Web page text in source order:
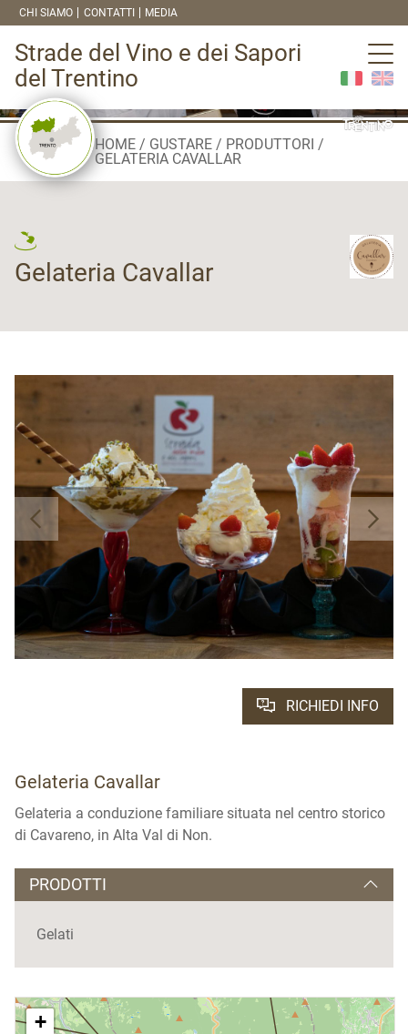
CHI SIAMO CONTATTI MEDIA
Strade del Vino e dei Sapori
del Trentino
HOME GUSTARE
PRODUTTORI
GELATERIA CAVALLAR
Gelateria Cavallar
RICHIEDI INFO
Gelateria Cavallar
Gelateria a conduzione familiare situata nel centro storico
di Cavareno, in Alta Val di Non.
PRODOTTI
Gelati
+